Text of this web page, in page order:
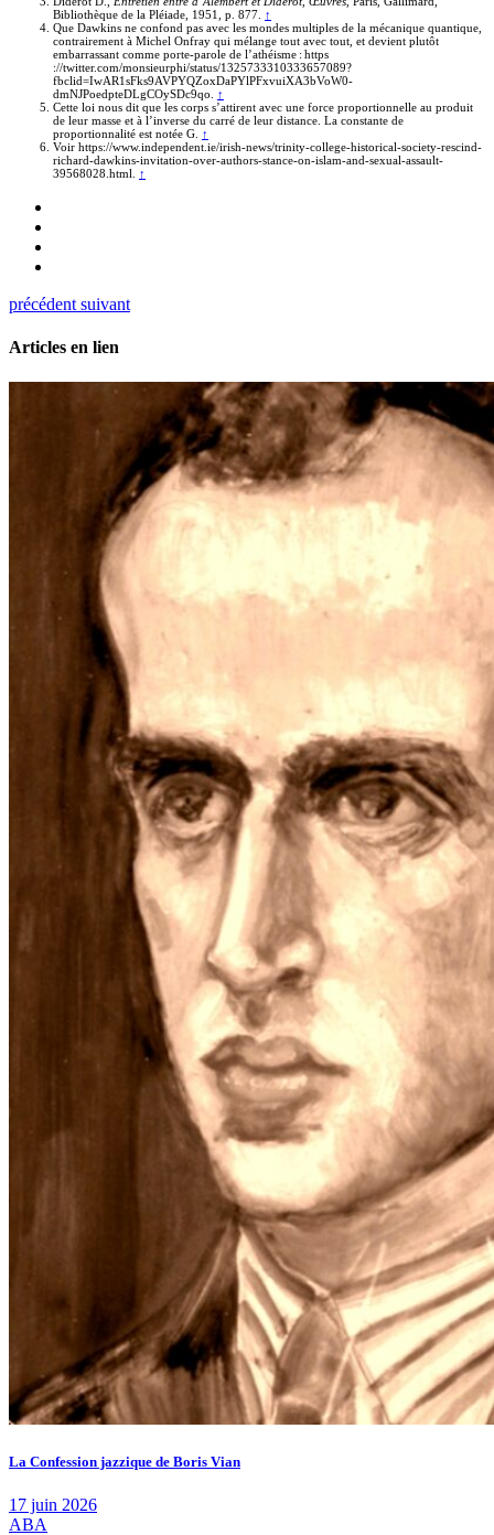
Bibliothèque de la Pléiade, 1951, p. 877. ↑
Que Dawkins ne confond pas avec les mondes multiples de la mécanique quantique,
contrairement à Michel Onfray qui mélange tout avec tout, et devient plutôt
embarrassant comme porte-parole de l’athéisme : https
://twitter.com/monsieurphi/status/1325733310333657089?
fbclid=IwAR1sFks9AVPYQZoxDaPYlPFxvuiXA3bVoW0-
dmNJPoedpteDLgCOySDc9qo. ↑
Cette loi nous dit que les corps s’attirent avec une force proportionnelle au produit
de leur masse et à l’inverse du carré de leur distance. La constante de
proportionnalité est notée G. ↑
Voir https://www.independent.ie/irish-news/trinity-college-historical-society-rescind-
richard-dawkins-invitation-over-authors-stance-on-islam-and-sexual-assault-
39568028.html. ↑
précédent suivant
Articles en lien
La Confession jazzique de Boris Vian
17 juin 2026
ABA